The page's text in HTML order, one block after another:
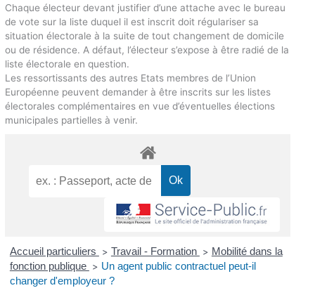
Chaque électeur devant justifier d’une attache avec le bureau
de vote sur la liste duquel il est inscrit doit régulariser sa
situation électorale à la suite de tout changement de domicile
ou de résidence. A défaut, l’électeur s’expose à être radié de la
liste électorale en question.
Les ressortissants des autres Etats membres de l’Union
Européenne peuvent demander à être inscrits sur les listes
électorales complémentaires en vue d’éventuelles élections
municipales partielles à venir.
Accueil particuliers > Travail - Formation > Mobilité dans la
fonction publique > Un agent public contractuel peut-il
changer d'employeur ?